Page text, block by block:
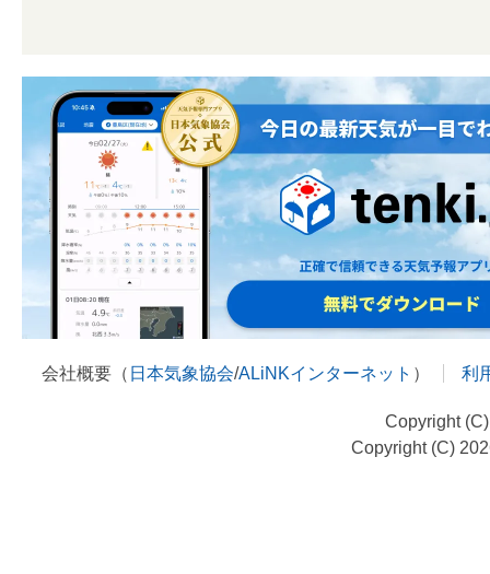
会社概要（ 日本気象協会/ALiNKインターネット ） 利
Copyright
Copyright (C)